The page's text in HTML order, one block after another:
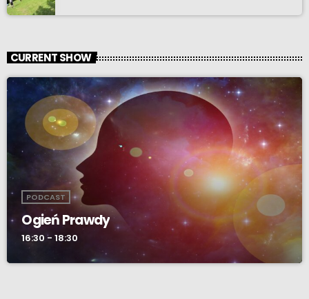
CURRENT SHOW
PODCAST
Ogień Prawdy
16:30 - 18:30